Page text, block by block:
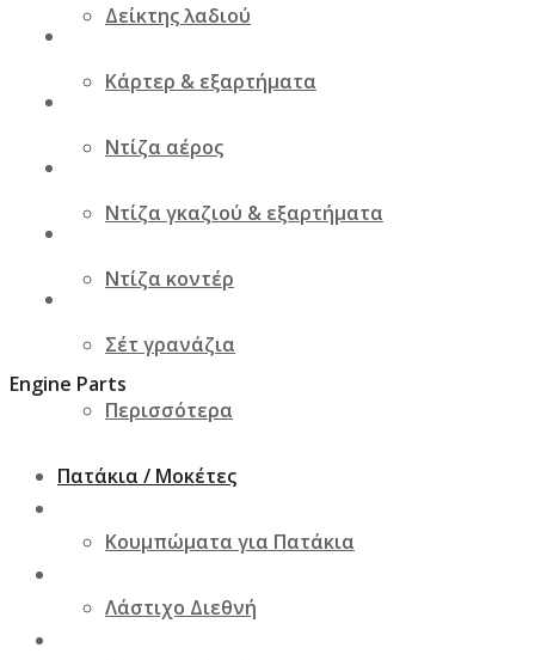
Δείκτης λαδιού
Κάρτερ & εξαρτήματα
Ντίζα αέρος
Ντίζα γκαζιού & εξαρτήματα
Ντίζα κοντέρ
Σέτ γρανάζια
Περισσότερα
Πατάκια / Μοκέτες
Κουμπώματα για Πατάκια
Λάστιχο Διεθνή
Engine Parts